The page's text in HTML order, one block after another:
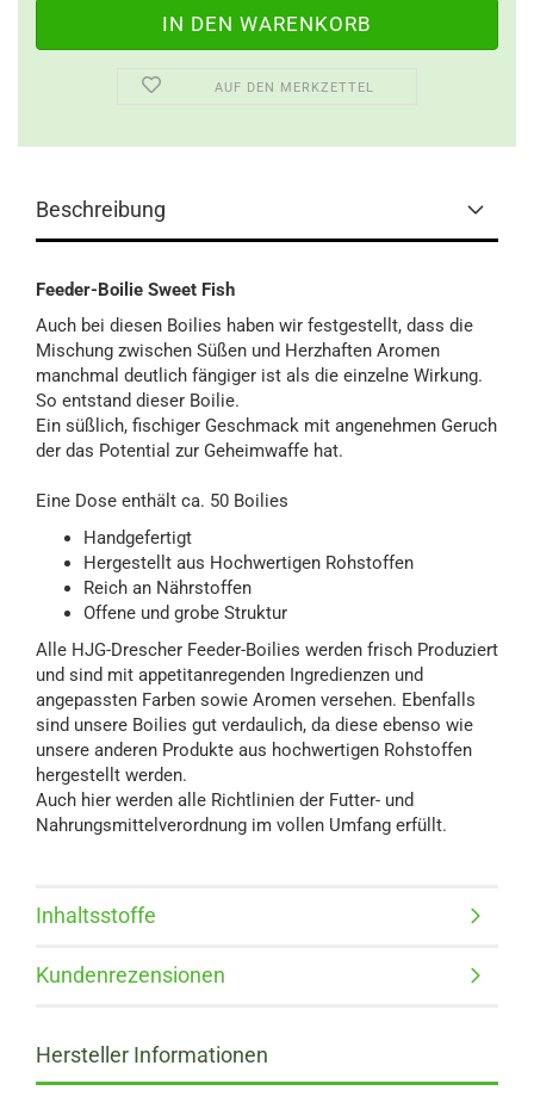
AUF DEN MERKZETTEL
Beschreibung
Feeder-Boilie Sweet Fish
Auch bei diesen Boilies haben wir festgestellt, dass die
Mischung zwischen Süßen und Herzhaften Aromen
manchmal deutlich fängiger ist als die einzelne Wirkung.
So entstand dieser Boilie.
Ein süßlich, fischiger Geschmack mit angenehmen Geruch
der das Potential zur Geheimwaffe hat.
Eine Dose enthält ca. 50 Boilies
Handgefertigt
Hergestellt aus Hochwertigen Rohstoffen
Reich an Nährstoffen
Offene und grobe Struktur
Alle HJG-Drescher Feeder-Boilies werden frisch Produziert
und sind mit appetitanregenden Ingredienzen und
angepassten Farben sowie Aromen versehen. Ebenfalls
sind unsere Boilies gut verdaulich, da diese ebenso wie
unsere anderen Produkte aus hochwertigen Rohstoffen
hergestellt werden.
Auch hier werden alle Richtlinien der Futter- und
Nahrungsmittelverordnung im vollen Umfang erfüllt.
Inhaltsstoffe
Kundenrezensionen
Hersteller Informationen